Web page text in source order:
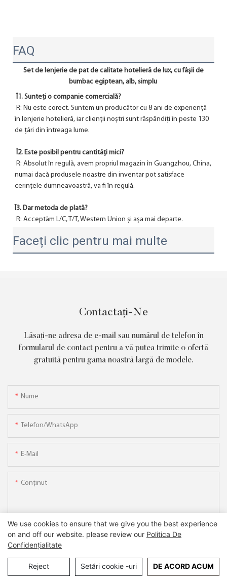
FAQ
Set de lenjerie de pat de calitate hotelieră de lux, cu fâșii de
bumbac egiptean, alb, simplu
Î1. Sunteți o companie comercială?
în lenjerie hotelieră, iar clienții noștri sunt răspândiți în peste 130
de țări din întreaga lume.
Î2. Este posibil pentru cantități mici?
numai dacă produsele noastre din inventar pot satisface
cerințele dumneavoastră, va fi în regulă.
Î3. Dar metoda de plată?
R: Acceptăm L/C, T/T, Western Union și așa mai departe.
Faceți clic pentru mai multe
Contactați-Ne
Lăsați-ne adresa de e-mail sau numărul de telefon în
formularul de contact pentru a vă putea trimite o ofertă
gratuită pentru gama noastră largă de modele.
Nume
Telefon/WhatsApp
E-Mail
Conţinut
We use cookies to ensure that we give you the best experience
on and off our website. please review our Politica De
Confidențialitate
Reject Setări cookie -uri DE ACORD ACUM